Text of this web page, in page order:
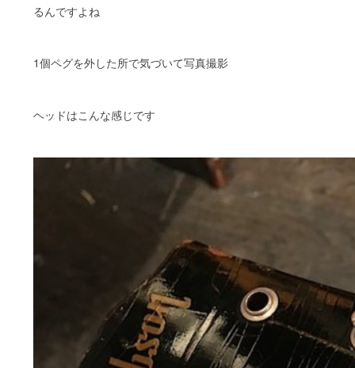
るんですよね
1個ペグを外した所で気づいて写真撮影
ヘッドはこんな感じです